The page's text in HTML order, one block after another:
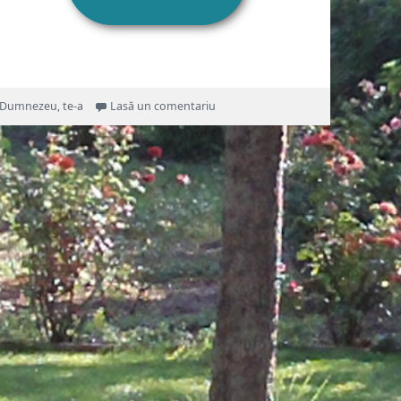
Dumnezeu,te-a Lasă un comentariu la Când simți că viața stă pe loc